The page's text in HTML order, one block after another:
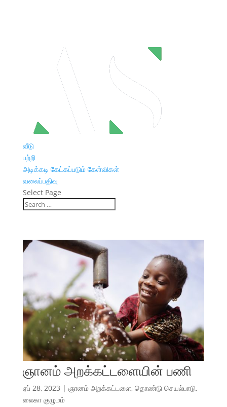
வீடு
பற்றி
அடிக்கடி கேட்கப்படும் கேள்விகள்
வலைப்பதிவு
Select Page
ஞானம் அறக்கட்டளையின் பணி
ஏப் 28, 2023 | ஞானம் அறக்கட்டளை, தொண்டு செயல்பாடு,
லைகா குழுமம்